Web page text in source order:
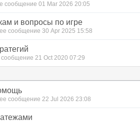
сообщение 01 Mar 2026 20:05
и вопросы по игре
сообщение 30 Apr 2025 15:58
21 Oct 2020 07:29
сообщение 22 Jul 2026 23:08